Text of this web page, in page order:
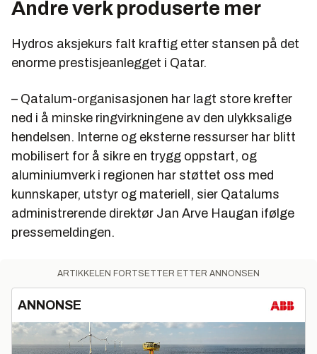
Andre verk produserte mer
Hydros aksjekurs falt kraftig etter stansen på det
enorme prestisjeanlegget i Qatar.
– Qatalum-organisasjonen har lagt store krefter
ned i å minske ringvirkningene av den ulykksalige
hendelsen. Interne og eksterne ressurser har blitt
mobilisert for å sikre en trygg oppstart, og
aluminiumverk i regionen har støttet oss med
kunnskaper, utstyr og materiell, sier Qatalums
administrerende direktør Jan Arve Haugan ifølge
pressemeldingen.
ARTIKKELEN FORTSETTER ETTER ANNONSEN
ANNONSE